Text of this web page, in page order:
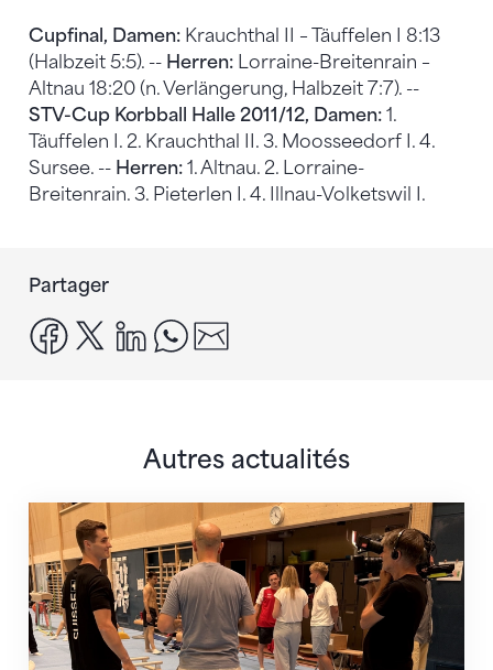
Cupfinal, Damen: Krauchthal II – Täuffelen I 8:13
(Halbzeit 5:5). -- Herren: Lorraine-Breitenrain –
Altnau 18:20 (n. Verlängerung, Halbzeit 7:7). --
STV-Cup Korbball Halle 2011/12, Damen: 1.
Täuffelen I. 2. Krauchthal II. 3. Moosseedorf I. 4.
Sursee. -- Herren: 1. Altnau. 2. Lorraine-
Breitenrain. 3. Pieterlen I. 4. Illnau-Volketswil I.
Partager
facebook
x linkedinwhatsapp
Autres actualités
En route pour Zagreb avec des objectifs clairs